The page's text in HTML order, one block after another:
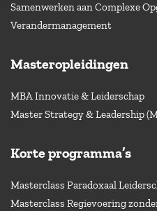
Samenwerken aan Complexe
Verandermanagement
Masteropleidingen
MBA Innovatie & Leiderschap
Master Strategy & Leadership
Korte programma’s
Masterclass Paradoxaal
Masterclass Regievoering